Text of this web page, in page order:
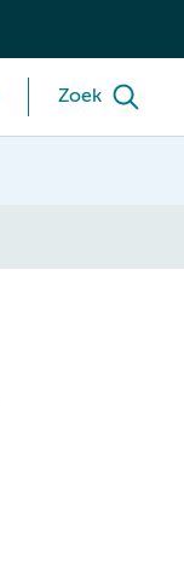
Zoek